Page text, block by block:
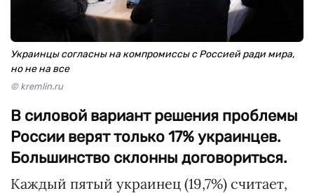
Украинцы согласны на компромиссы с Россией ради мира,
но не на все
© kremlin.ru
В силовой вариант решения проблемы
России верят только 17% украинцев.
Большинство склонны договориться.
Каждый пятый украинец (19,7%) считает,